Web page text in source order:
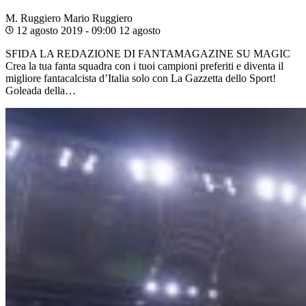
M. Ruggiero Mario Ruggiero
12 agosto 2019 - 09:00 12 agosto
SFIDA LA REDAZIONE DI FANTAMAGAZINE SU MAGIC
Crea la tua fanta squadra con i tuoi campioni preferiti e diventa il
migliore fantacalcista d’Italia solo con La Gazzetta dello Sport!
Goleada della…